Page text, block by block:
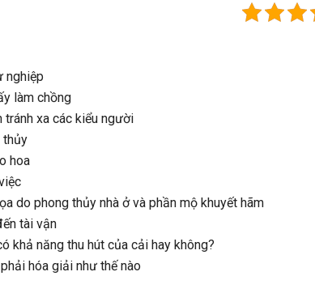
nghiệp
làm chồng
xa các kiểu người
thủy
hoa
do phong thủy nhà ở và phần mộ khuyết hãm
tài vận
khả năng thu hút của cải hay không?
hóa giải như thế nào